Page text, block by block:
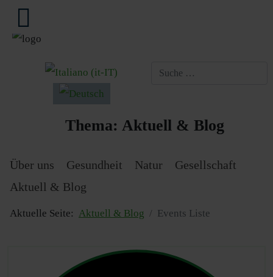
Sprache auswählen
Thema: Aktuell & Blog
Über uns Gesundheit Natur
Gesellschaft
Aktuell & Blog
Aktuelle Seite: Aktuell & Blog Events Liste